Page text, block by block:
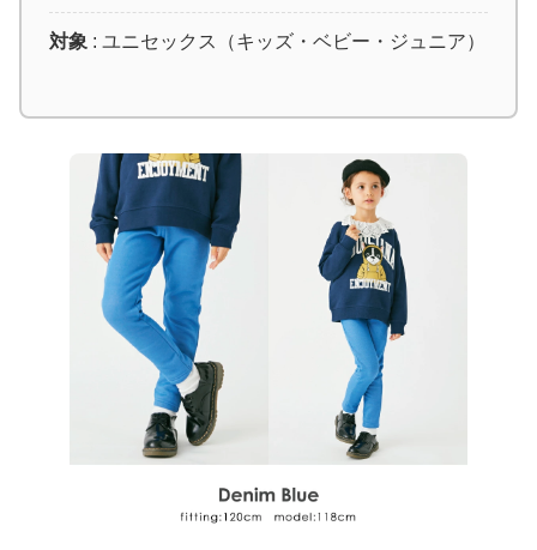
対象 : ユニセックス（キッズ・ベビー・ジュニア）